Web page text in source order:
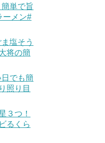
単で旨
ーメン#
塩そう
将の簡
でも簡
照り目
３つ！
るくら